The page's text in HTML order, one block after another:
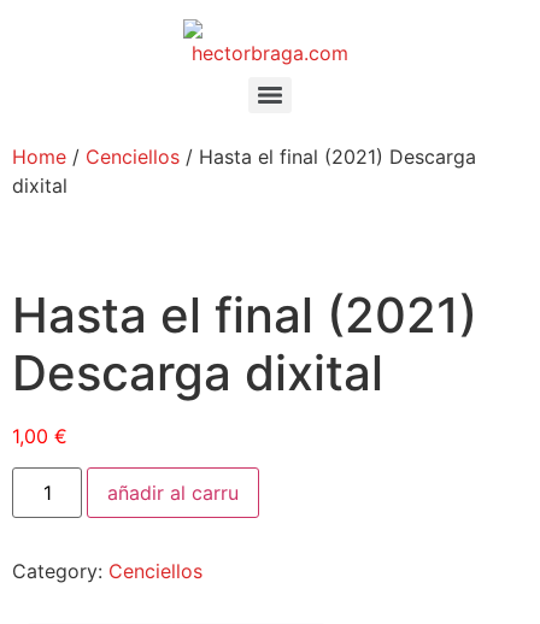
Home / Cenciellos / Hasta el final (2021) Descarga
dixital
Hasta el final (2021)
Descarga dixital
1,00 €
añadir al carru
Category: Cenciellos